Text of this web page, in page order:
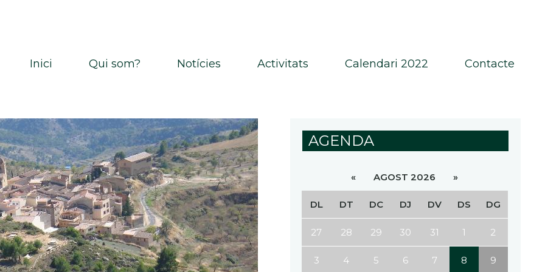
Inici Qui som? Notícies Activitats Calendari 2022 Contacte
AGENDA
« AGOST 2026 »
DL DT DC DJ DV DS DG
27 28 29 30 31 1 2
3 4 5 6 7 8 9